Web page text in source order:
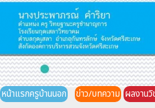
หน้าแรกครูบ้านนอก ข่าว/บทความ ผลงานวิ